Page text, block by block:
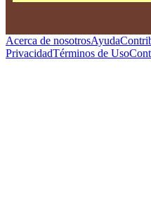
Acerca de nosotrosAyuda
PrivacidadTérminos de Uso